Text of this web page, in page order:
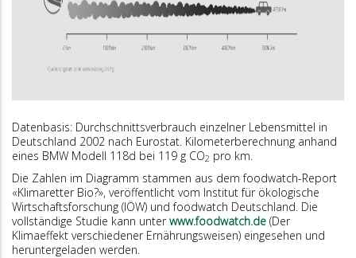
Datenbasis: Durchschnittsverbrauch einzelner Lebensmittel in
Deutschland 2002 nach Euro­stat. Kilometerberechnung anhand
eines BMW Modell 118d bei 119 g CO2 pro km.
Die Zahlen im Diagramm stammen aus dem foodwatch-Report
«Klimaretter Bio?», veröffentlicht vom Institut für ökologische
Wirtschaftsforschung (IÖW) und foodwatch Deutschland. Die
vollständige Studie kann unterwww.foodwatch.de (Der
Klimaeffekt verschiedener Ernährungsweisen) eingesehen und
heruntergeladen werden.